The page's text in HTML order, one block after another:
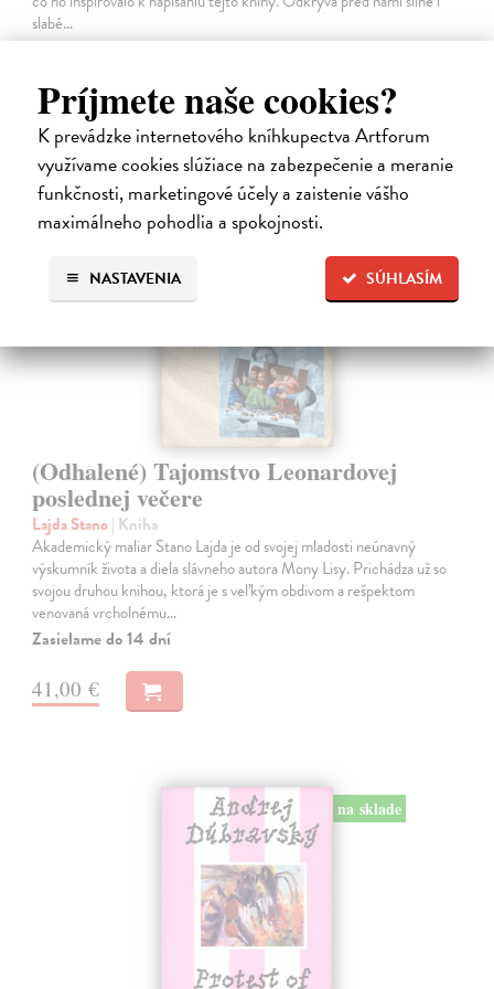
Príjmete naše cookies?
K prevádzke internetového kníhkupectva Artforum
využívame cookies slúžiace na zabezpečenie a meranie
funkčnosti, marketingové účely a zaistenie vášho
maximálneho pohodlia a spokojnosti.
SÚHLASÍM
NASTAVENIA
slabé…
Na sklade
31,92 €
39,90 € ?
(Odhalené) Tajomstvo Leonardovej
poslednej večere
Lajda Stano| Kniha
Akademický maliar Stano Lajda je od svojej mladosti neúnavný
výskumník života a diela slávneho autora Mony Lisy. Prichádza už so
svojou druhou knihou, ktorá je s veľkým obdivom a rešpektom
venovaná vrcholnému…
Zasielame do 14 dní
41,00 €
na sklade